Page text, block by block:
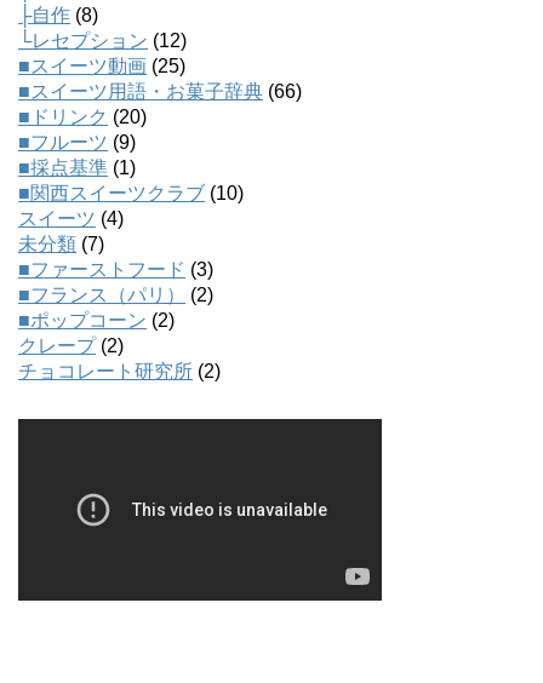
├自作 (8)
└レセプション (12)
■スイーツ動画 (25)
■スイーツ用語・お菓子辞典 (66)
■ドリンク (20)
■フルーツ (9)
■採点基準 (1)
■関西スイーツクラブ (10)
スイーツ (4)
未分類 (7)
■ファーストフード (3)
■フランス（パリ）
(2)
■ポップコーン (2)
クレープ(2)
チョコレート研究所 (2)